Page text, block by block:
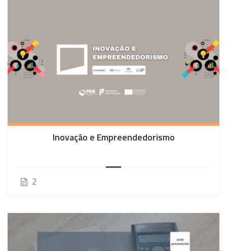
Inovação e Empreendedorismo
2